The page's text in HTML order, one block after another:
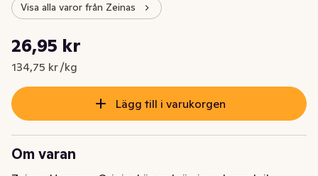
Visa alla varor från Zeinas
Nuvarande pris är: 26,95 kr
26,95 kr
134,75 kr /kg
Styckpris: 134,75 kr /kg
Lägg till i varukorgen
Om varan